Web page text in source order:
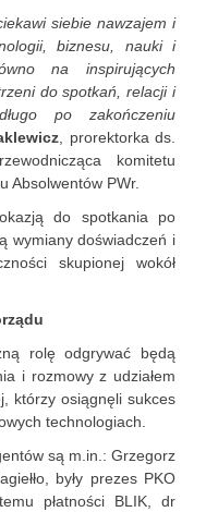
siebie nawzajem i
biznesu, nauki i
na inspirujących
do spotkań, relacji i
po zakończeniu
, prorektorka ds.
komitetu
Absolwentów PWr.
do spotkania po
wymiany doświadczeń i
skupionej wokół
rolę odgrywać będą
i rozmowy z udziałem
którzy osiągnęli sukces
technologiach.
są m.in.: Grzegorz
były prezes PKO
płatności BLIK, dr